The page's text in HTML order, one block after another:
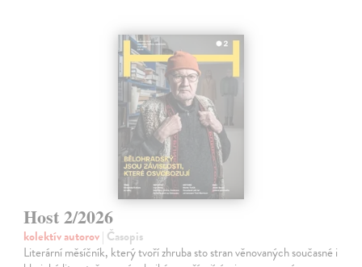
Host 2/2026
kolektív autorov| Časopis
Literární měsíčník, který tvoří zhruba sto stran věnovaných současné i